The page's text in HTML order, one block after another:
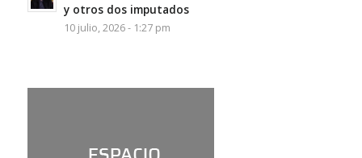
y otros dos imputados
10 julio, 2026 - 1:27 pm